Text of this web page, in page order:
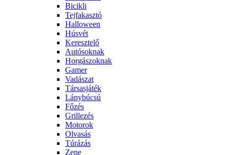
Bicikli
Tejfakasztó
Halloween
Húsvét
Keresztelő
Autósoknak
Horgászoknak
Gamer
Vadászat
Társasjáték
Lánybúcsú
Főzés
Grillezés
Motorok
Olvasás
Túrázás
Zene